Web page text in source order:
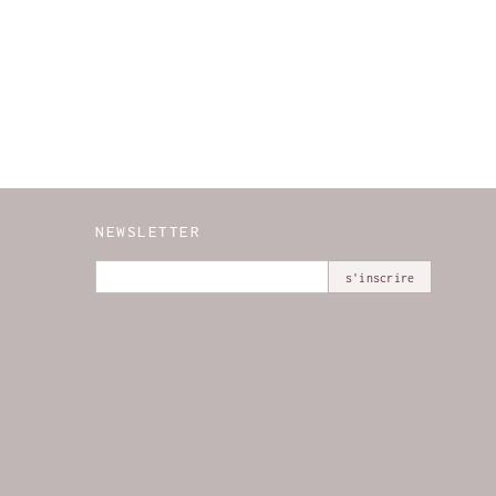
NEWSLETTER
s'inscrire